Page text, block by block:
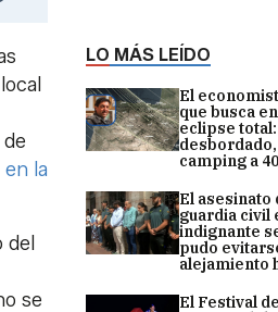
LO MÁS LEÍDO
El
que busca
eclipse
camping a
El asesinato
guardia civil
indignante
pudo
alejamiento
El Festival
la
se